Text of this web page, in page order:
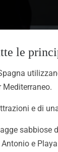
le
Mediterraneo.
e di
sabbiose
e